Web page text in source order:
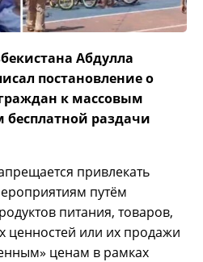
Абдулла
постановление о
к массовым
раздачи
привлекать
путём
питания, товаров,
ценностей или их продажи
ценам в рамках